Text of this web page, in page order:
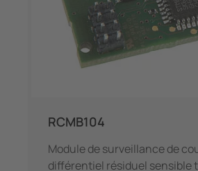
RCMB104
Module de surveillance de
différentiel résiduel sensible